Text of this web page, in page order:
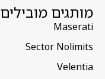
מותגים מובילים
Maserati
Sector Nolimits
Velentia